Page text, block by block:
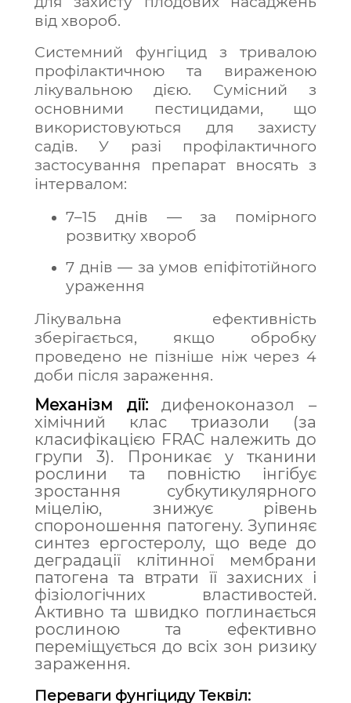
від хвороб.
Системний фунгіцид з тривалою
профілактичною та вираженою
лікувальною дією. Сумісний з
основними пестицидами, що
використовуються для захисту
садів. У разі профілактичного
застосування препарат вносять з
інтервалом:
7–15 днів — за помірного
розвитку хвороб
7 днів — за умов епіфітотійного
ураження
Лікувальна ефективність
зберігається, якщо обробку
проведено не пізніше ніж через 4
доби після зараження.
Механізм дії:дифеноконазол –
хімічний клас триазоли (за
класифікацією FRAC належить до
групи 3). Проникає у тканини
рослини та повністю інгібує
зростання субкутикулярного
міцелію, знижує рівень
спороношення патогену. Зупиняє
синтез ергостеролу, що веде до
деградації клітинної мембрани
патогена та втрати її захисних і
фізіологічних властивостей.
Активно та швидко поглинається
рослиною та ефективно
переміщується до всіх зон ризику
зараження.
Переваги фунгіциду Теквіл: